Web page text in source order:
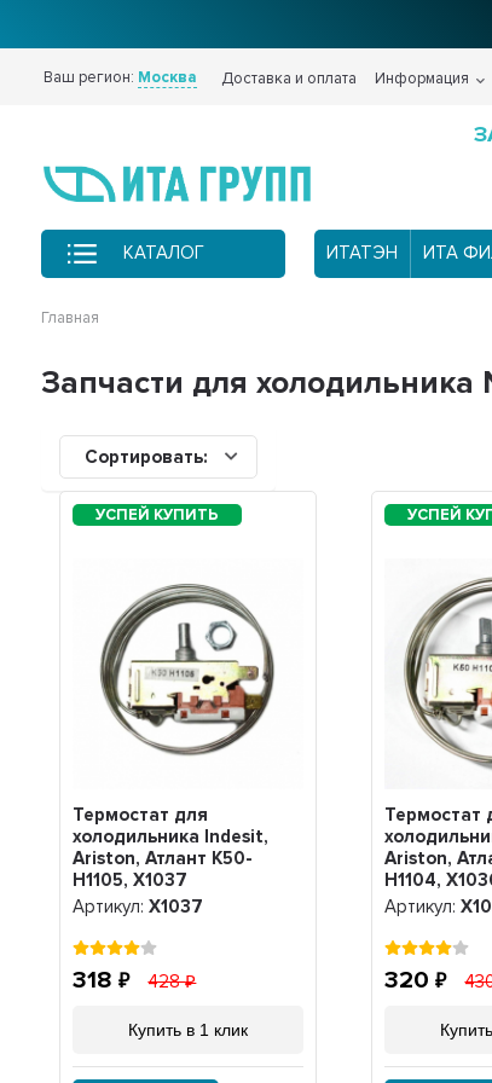
Ваш регион: Москва Доставка и оплата Информация
КАТАЛОГ ИТАТЭН ИТА
Главная
Запчасти для холодильника
Сортировать:
Термостат для
холодильника Indesit,
Ariston, Атлант K50-
H1105, Х1037
Артикул:Х1037
318 428
Купить в 1 клик
Термостат
Ariston,
H1104,
Артикул:
320